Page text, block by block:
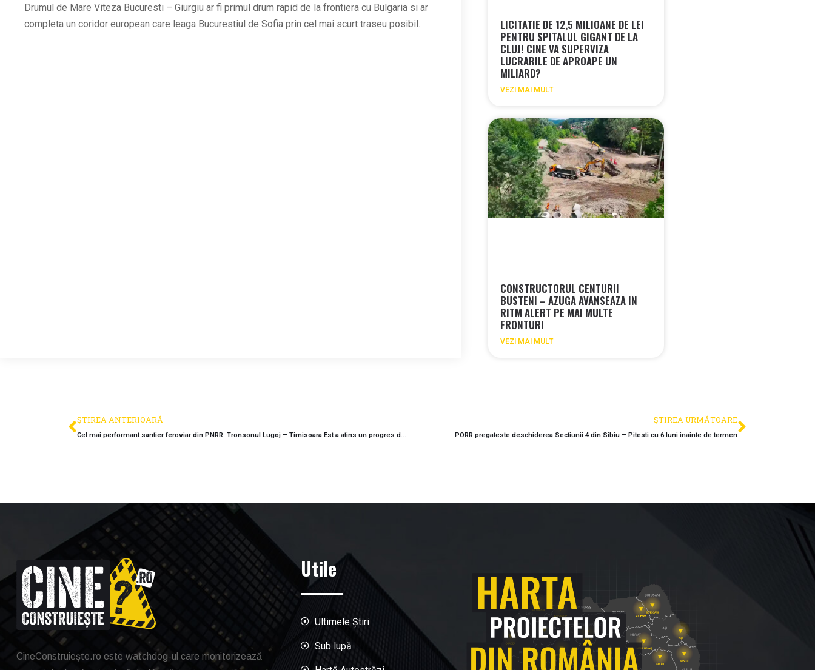
Drumul de Mare Viteza Bucuresti – Giurgiu ar fi primul drum rapid de la frontiera cu Bulgaria si ar
completa un coridor european care leaga Bucurestiul de Sofia prin cel mai scurt traseu posibil.
LICITATIE DE 12,5 MILIOANE DE LEI
PENTRU SPITALUL GIGANT DE LA
CLUJ! CINE VA SUPERVIZA
LUCRARILE DE APROAPE UN
MILIARD?
VEZI MAI MULT
CONSTRUCTORUL CENTURII
BUSTENI – AZUGA AVANSEAZA IN
RITM ALERT PE MAI MULTE
FRONTURI
VEZI MAI MULT
ȘTIREA ANTERIOARĂ
Cel mai performant santier feroviar din PNRR. Tronsonul Lugoj – Timisoara Est a atins un progres de 67%
ȘTIREA URMĂTOARE
PORR pregateste deschiderea Sectiunii 4 din Sibiu – Pitesti cu 6 luni inainte de termen
CineConstruiește.ro este watchdog-ul care monitorizează
Utile
Ultimele Știri
Sub lupă